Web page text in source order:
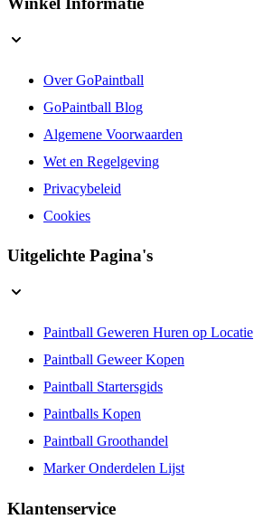
Over GoPaintball
GoPaintball Blog
Algemene Voorwaarden
Wet en Regelgeving
Privacybeleid
Cookies
Uitgelichte Pagina's
Paintball Geweren Huren op Locatie
Paintball Geweer Kopen
Paintball Startersgids
Paintballs Kopen
Paintball Groothandel
Marker Onderdelen Lijst
Klantenservice